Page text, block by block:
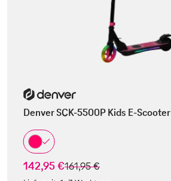
Denver SCK-5500P Kids E-Scooter
142,95 €statt
161,95 €